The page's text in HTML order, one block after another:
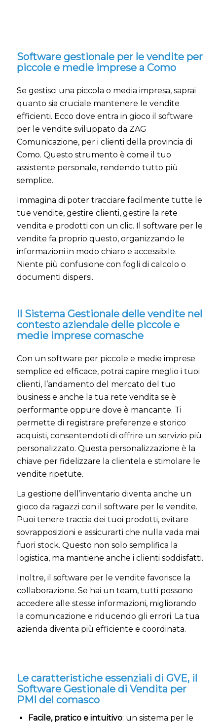
Software gestionale per le vendite per
piccole e medie imprese a Como
Se gestisci una piccola o media impresa, saprai
quanto sia cruciale mantenere le vendite
efficienti. Ecco dove entra in gioco il software
per le vendite sviluppato da ZAG
Comunicazione, per i clienti della provincia di
Como. Questo strumento è come il tuo
assistente personale, rendendo tutto più
semplice.
Immagina di poter tracciare facilmente tutte le
tue vendite, gestire clienti, gestire la rete
vendita e prodotti con un clic. Il software per le
vendite fa proprio questo, organizzando le
informazioni in modo chiaro e accessibile.
Niente più confusione con fogli di calcolo o
documenti dispersi.
Il Sistema Gestionale delle vendite nel
contesto aziendale delle piccole e
medie imprese comasche
Con un software per piccole e medie imprese
semplice ed efficace, potrai capire meglio i tuoi
clienti, l’andamento del mercato del tuo
business e anche la tua rete vendita se è
performante oppure dove è mancante. Ti
permette di registrare preferenze e storico
acquisti, consentendoti di offrire un servizio più
personalizzato. Questa personalizzazione è la
chiave per fidelizzare la clientela e stimolare le
vendite ripetute.
La gestione dell’inventario diventa anche un
gioco da ragazzi con il software per le vendite.
Puoi tenere traccia dei tuoi prodotti, evitare
sovrapposizioni e assicurarti che nulla vada mai
fuori stock. Questo non solo semplifica la
logistica, ma mantiene anche i clienti soddisfatti.
Inoltre, il software per le vendite favorisce la
collaborazione. Se hai un team, tutti possono
accedere alle stesse informazioni, migliorando
la comunicazione e riducendo gli errori. La tua
azienda diventa più efficiente e coordinata.
Le caratteristiche essenziali di GVE, il
Software Gestionale di Vendita per
PMI del comasco
Facile, pratico e intuitivo: un sistema per le